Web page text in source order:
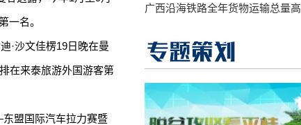
一名。
·沙文佳楞19日晚在曼
在来泰旅游外国游客第
盟国际汽车拉力赛暨
广西沿海铁路全年货物运输总量高